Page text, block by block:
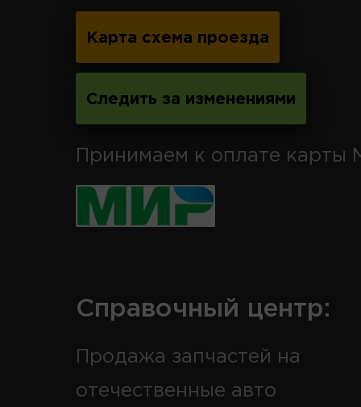
Карта схема проезда
Следить за изменениями
Принимаем к оплате карты
Справочный центр:
Продажа запчастей на
отечественные авто